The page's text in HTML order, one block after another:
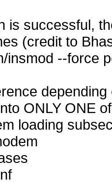
is successful,
(credit to
insmod --force
ONLY ONE
loading